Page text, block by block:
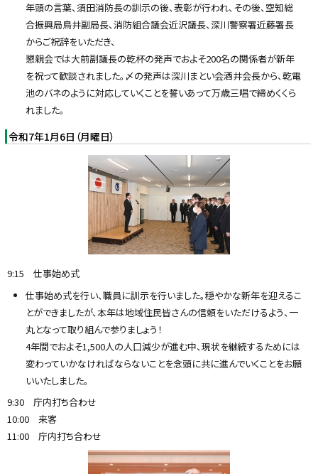
年頭の言葉、須田消防長の訓示の後、表彰が行われ、その後、空知総
合振興局鳥井副局長、消防組合議会近沢議長、深川警察署近藤署長
からご祝辞をいただき、
懇親会では大前副議長の乾杯の発声でおよそ200名の関係者が新年
を祝って歓談されました。〆の発声は深川まとい会酒井会長から、乾電
池のバネのように対応していくことを誓いあって万歳三唱で締めくくら
れました。
令和7年1月6日（月曜日）
9:15 仕事始め式
仕事始め式を行い、職員に訓示を行いました。穏やかな新年を迎えるこ
とができましたが、本年は地域住民皆さんの信頼をいただけるよう、一
丸となって取り組んで参りましょう！
4年間でおよそ1,500人の人口減少が進む中、現状を継続するためには
変わっていかなければならないことを念頭に共に進んでいくことをお願
いいたしました。
9:30 庁内打ち合わせ
10:00 来客
11:00 庁内打ち合わせ